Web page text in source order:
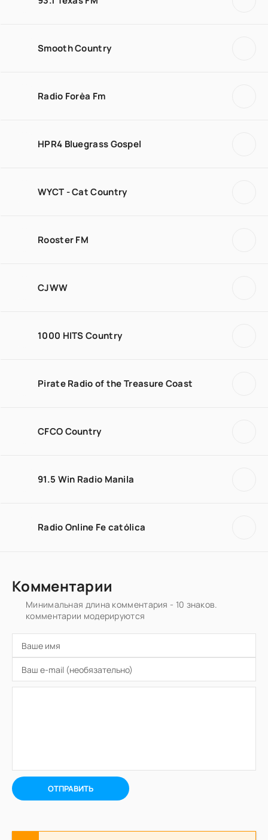
Smooth Country
Radio Forèa Fm
HPR4 Bluegrass Gospel
WYCT - Cat Country
Rooster FM
CJWW
1000 HITS Country
Pirate Radio of the Treasure Coast
CFCO Country
91.5 Win Radio Manila
Radio Online Fe católica
Комментарии
Минимальная длина комментария - 10 знаков.
комментарии модерируются
ОТПРАВИТЬ